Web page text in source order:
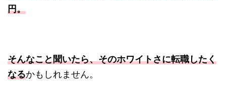
円。
そんなこと聞いたら、そのホワイトさに転職したく
なるかもしれません。